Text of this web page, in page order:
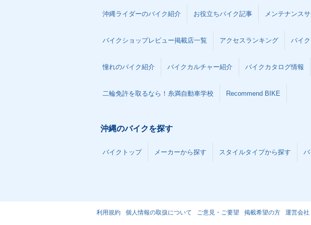
沖縄ライダーのバイク紹介 お役立ちバイク記事 メンテナンス
バイクショップレビュー掲載店一覧 アクセスランキング バイ
憧れのバイク紹介 バイクカルチャー紹介 バイクカタログ情報
二輪免許を取るなら！糸満自動車学校 Recommend BIKE
沖縄のバイクを探す
バイクトップ メーカーから探す スタイルタイプから探す
利用規約 個人情報の取扱について ご意見・ご要望 掲載希望の方 運営会社